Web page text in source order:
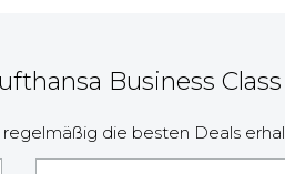
Business
die besten Deals